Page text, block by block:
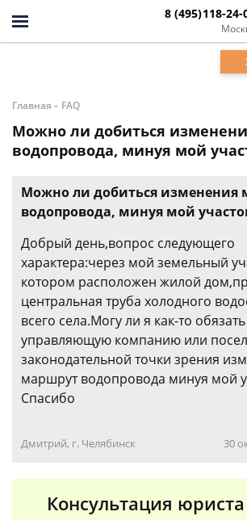
8 (495)118-24-
Главная - FAQ
Можно ли добиться
водопровода, минуя мой
Можно ли добиться изменения
водопровода, минуя мой
Добрый день,вопрос следующего
характера:через мой земельный
котором расположен жилой
центральная труба холодного
всего села.Могу ли я как-то
управляющую компанию или
законодательной точки зрения
маршрут водопровода минуя мой
Спасибо
Дмитрий, г. Челябинск 30
Консультация